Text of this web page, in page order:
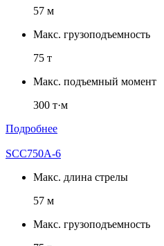
57 м
Макс. грузоподъемность
75 т
Макс. подъемный момент
300 т·м
Подробнее
SCC750A-6
Макс. длина стрелы
57 м
Макс. грузоподъемность